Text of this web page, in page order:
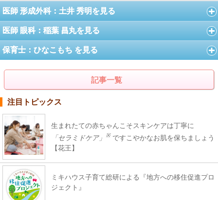
医師 形成外科：土井 秀明を見る
医師 眼科：稲葉 昌丸を見る
保育士：ひなこもち を見る
記事一覧
注目トピックス
生まれたての赤ちゃんこそスキンケアは丁寧に
「セラミドケア」
※ ですこやかなお肌を保ちましょう
【花王】
ミキハウス子育て総研による『地方への移住促進プロ
ジェクト』